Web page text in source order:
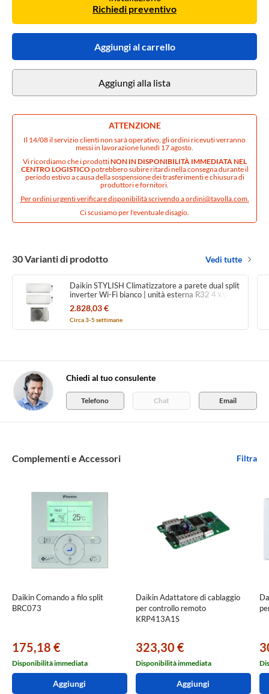
Richiedi preventivo
Aggiungi al carrello
Aggiungi alla lista
ATTENZIONE
Il 14/08 il servizio clienti non sarà operativo, gli ordini ricevuti verranno
messi in lavorazione lunedì 17 agosto.
Vi ricordiamo che i prodottiNON IN DISPONIBILITÀ IMMEDIATA NEL
CENTRO LOGISTICOpotrebbero subire ritardi nella consegna durante il
periodo estivo a causa della sospensione dei trasferimenti e chiusura di
produttori e fornitori.
Per ordini urgenti verificare disponibilità scrivendo aordini@tavolla.com.
Ci scusiamo per l'eventuale disagio.
30 Varianti di prodotto Vedi tutte
Daikin STYLISH Climatizzatore a parete dual split
inverter Wi-Fi bianco | unità esterna R32 4 kW
unità interne 5000+5000 BTU
3MXM40A9+CTXA[15|15]CW
2.828,03 €
Circa 3-5 settimane
Complementi e Accessori Filtra
Daikin Comando a filo split
BRC073
175,18 €
Disponibilità immediata
Aggiungi
Daikin Adattatore di cablaggio
per controllo remoto
KRP413A1S
323,30 €
Disponibilità immediata
Aggiungi
Chiedi al tuo consulente
Telefono Chat Email